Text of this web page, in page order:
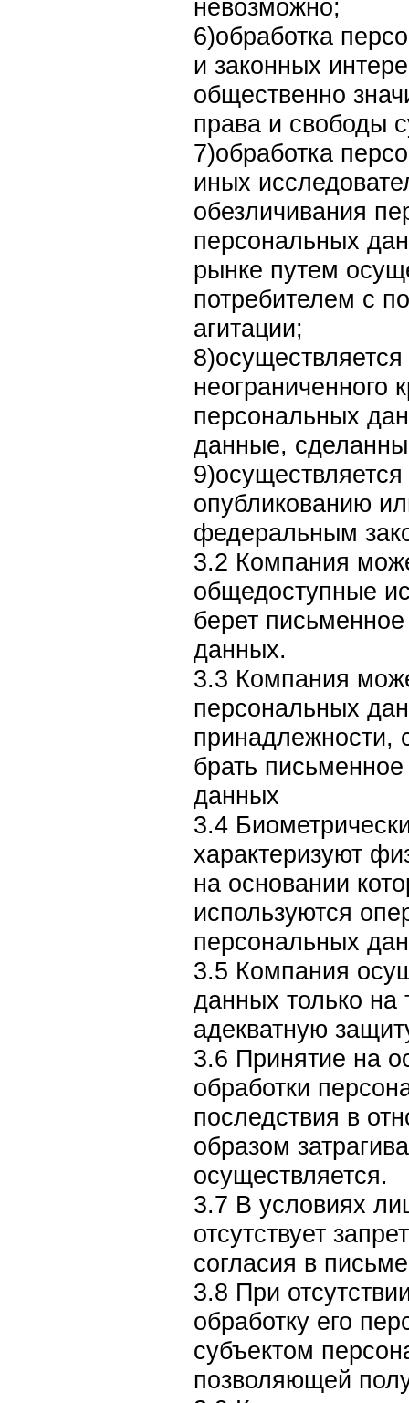
невозможно;
6)обработка
и законных
общественно
права и свободы
7)обработка
иных
обезличивания
персональных
рынке путем
потребителем с
агитации;
неограниченного
персональных
данные,
опубликованию
федеральным
3.2 Компания
общедоступные
берет
данных.
3.3 Компания
персональных
принадлежности,
брать
данных
3.4
характеризуют
на основании
используются
персональных
3.5 Компания
данных только на
адекватную
3.6 Принятие на
обработки
последствия в
образом
осуществляется.
3.7 В условиях
отсутствует
согласия в
3.8 При
обработку его
субъектом
позволяющей